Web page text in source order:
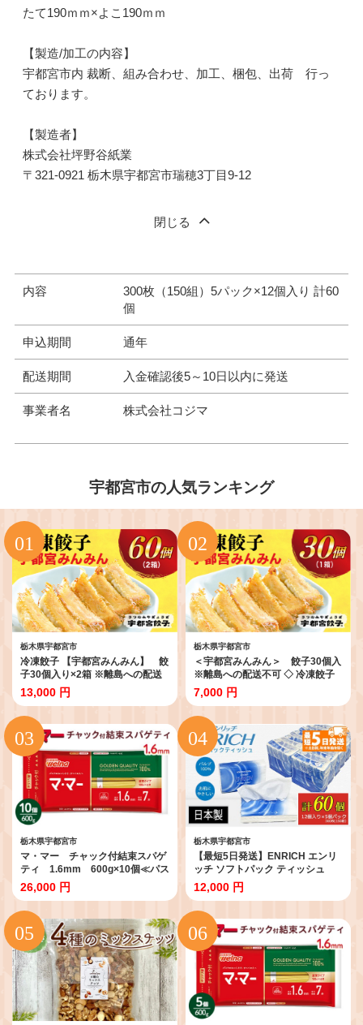
たて190ｍｍ×よこ190ｍｍ
【製造/加工の内容】
宇都宮市内 裁断、組み合わせ、加工、梱包、出荷 行っ
ております。
【製造者】
株式会社坪野谷紙業
〒321-0921 栃木県宇都宮市瑞穂3丁目9-12
閉じる
内容
300枚（150組）5パック×12個入り 計60
個
申込期間 通年
配送期間 入金確認後5～10日以内に発送
事業者名 株式会社コジマ
宇都宮市の人気ランキング
栃木県宇都宮市
冷凍餃子 【宇都宮みんみん】 餃
子30個入り×2箱 ※離島への配送
不可 ◇ | 餃子 冷凍餃子 冷凍 ぎょ
うざ ギョーザ ギョウザ 惣菜 中華
冷凍食品 焼き餃子 国産豚肉餃子
豚肉餃子 国産野菜餃子 有名店 人
気餃子 名物餃子 行列 お取り寄せ
餃子 グルメ おかず おつまみ 簡単
時短 送料無料 栃木県
13,000 円
栃木県宇都宮市
＜宇都宮みんみん＞ 餃子30個入
※離島への配送不可 ◇ 冷凍餃子
＜宇都宮みんみん＞ 餃子30個入
※離島への配送不可 ◇ | 餃子 冷凍
餃子 冷凍 ぎょうざ ギョーザ ギョ
ウザ 惣菜 中華 冷凍食品 焼き餃子
国産豚肉餃子 豚肉餃子 国産野菜
餃子 有名店 人気餃子 名物餃子 行
列 お取り寄せ餃子 グルメ おかず
おつまみ 簡単 時短 送料無料 栃木
県
7,000 円
栃木県宇都宮市
マ・マー チャック付結束スパゲ
ティ 1.6mm 600g×10個≪パス
タ パスタ麺 スパゲティ 国産 ≫
26,000 円
栃木県宇都宮市
【最短5日発送】ENRICH エンリ
ッチ ソフトパック ティッシュ
300枚（150組）5パック×12個入
り 計60個【日本製】| 日用品 消耗
品 まとめ買い 常備品 生活用品 テ
ィッシュペーパー 60個
12,000 円